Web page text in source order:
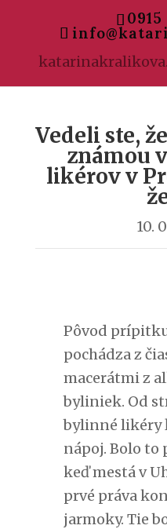
0915
Vedeli ste,
známou
likérov v
10.
Pôvod
pochádza z
macerátmi z
byliniek. Od
bylinné likéry
nápoj. Bolo to
keď mestá v
prvé práva
jarmoky. Tie